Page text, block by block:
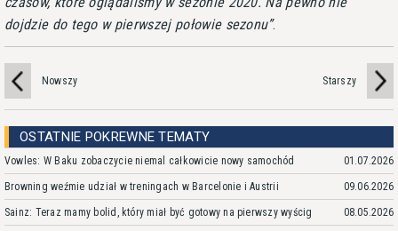
dojdzie do tego w pierwszej połowie sezonu .
Nowszy Starszy
OSTATNIE POKREWNE TEMATY
Vowles: W Baku zobaczycie niemal całkowicie nowy samochód 01.07.2026
Browning weźmie udział w treningach w Barcelonie i Austrii 09.06.2026
Sainz: Teraz mamy bolid, który miał być gotowy na pierwszy wyścig 08.05.2026